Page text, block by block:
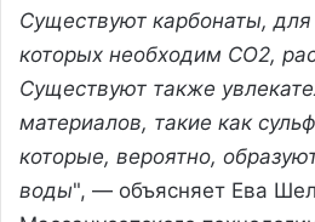
Существуют карбонаты, для
которых необходим CO2,
Существуют также
материалов, такие как
которые, вероятно,
воды", — объясняет Ева